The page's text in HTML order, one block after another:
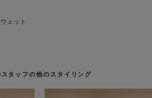
ェット
スタッフの他のスタイリング